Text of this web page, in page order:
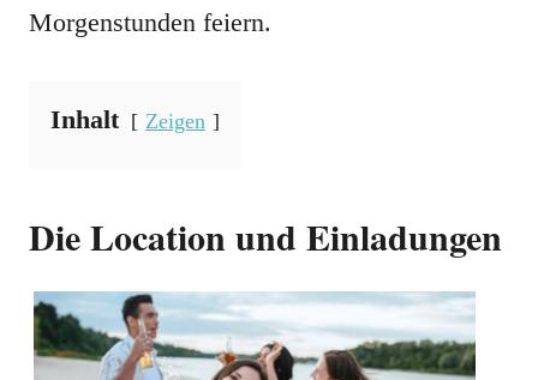
Morgenstunden feiern.
Inhalt Zeigen
Die Location und Einladungen